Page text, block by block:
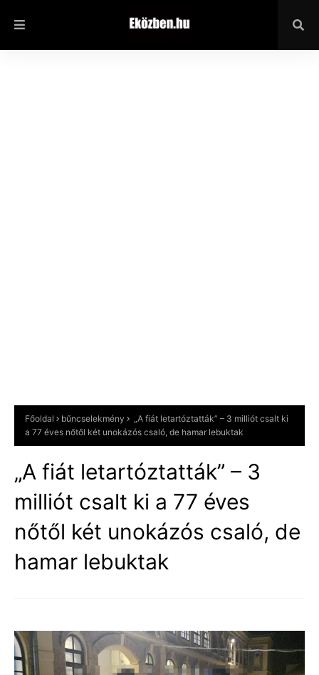
Főoldal bűncselekmény
„A fiát letartóztatták” – 3 milliót csalt ki
a 77 éves nőtől két unokázós csaló, de hamar lebuktak
„A fiát letartóztatták” – 3
milliót csalt ki a 77 éves
nőtől két unokázós csaló, de
hamar lebuktak